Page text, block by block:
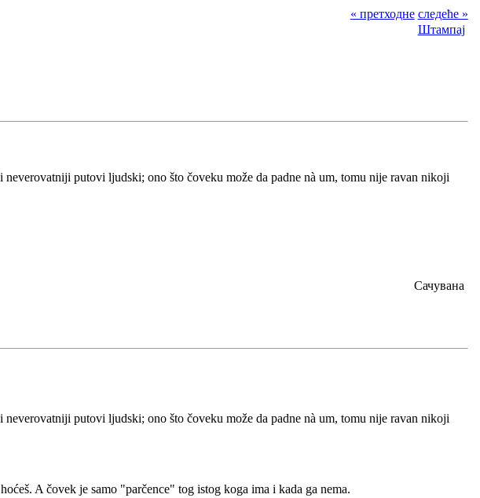
« претходне следеће »
Штампај
putovi ljudski; ono što čoveku može da padne nà um, tomu nije ravan nikoji
Сачувана
putovi ljudski; ono što čoveku može da padne nà um, tomu nije ravan nikoji
A čovek je samo "parčence" tog istog koga ima i kada ga nema.